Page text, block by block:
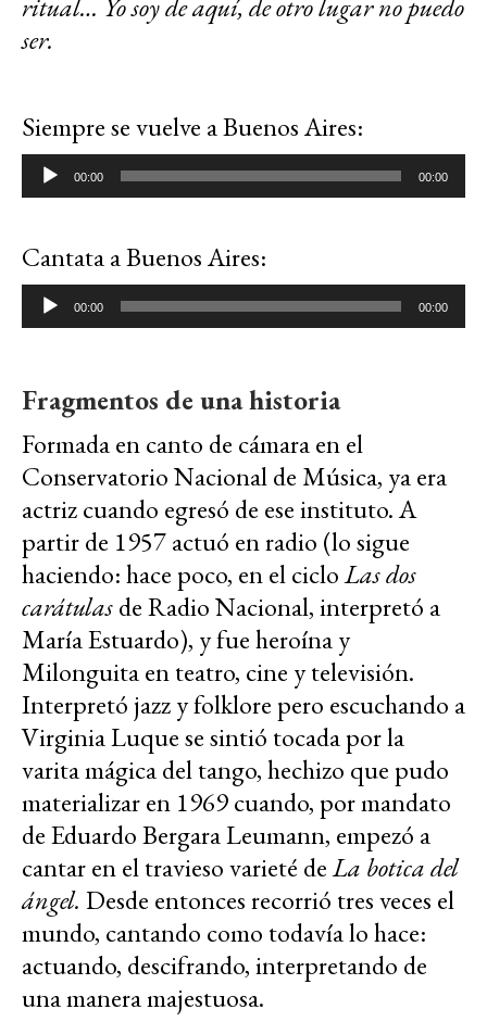
ser.
Siempre se vuelve a Buenos Aires:
Reproductor
de
00:00 00:00
Cantata a Buenos Aires:
Reproductor
de
00:00 00:00
Fragmentos de una historia
Formada en canto de cámara en el
Conservatorio Nacional de Música, ya era
actriz cuando egresó de ese instituto. A
partir de 1957 actuó en radio (lo sigue
haciendo: hace poco, en el cicloLas dos
carátulasde Radio Nacional, interpretó a
María Estuardo), y fue heroína y
Milonguita en teatro, cine y televisión.
Interpretó jazz y folklore pero escuchando a
Virginia Luque se sintió tocada por la
varita mágica del tango, hechizo que pudo
materializar en 1969 cuando, por mandato
de Eduardo Bergara Leumann, empezó a
cantar en el travieso varieté deLa botica del
ángel. Desde entonces recorrió tres veces el
mundo, cantando como todavía lo hace:
actuando, descifrando, interpretando de
una manera majestuosa.